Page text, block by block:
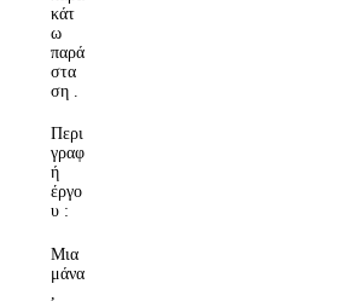
κάτ
ω
παρά
στα
ση .
Περι
γραφ
ή
έργο
υ :
Μια
μάνα